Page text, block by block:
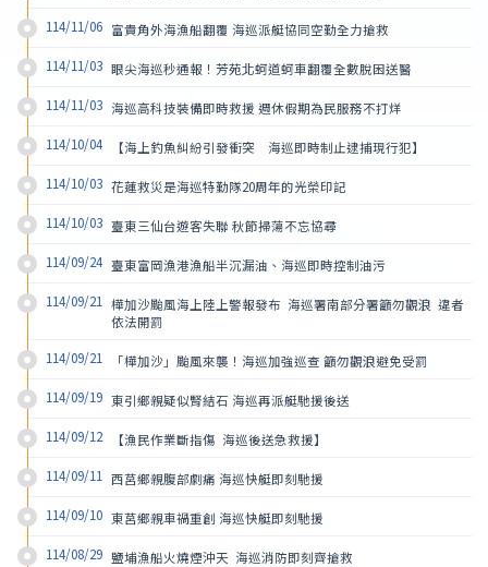
114/11/06 富貴角外海漁船翻覆 海巡派艇協同空勤全力搶救
114/11/03 眼尖海巡秒通報！芳苑北蚵道蚵車翻覆全數脫困送醫
114/11/03 海巡高科技裝備即時救援 週休假期為民服務不打烊
114/10/04 【海上釣魚糾紛引發衝突　海巡即時制止逮捕現行犯】
114/10/03 花蓮救災是海巡特勤隊20周年的光榮印記
114/10/03 臺東三仙台遊客失聯 秋節掃蕩不忘協尋
114/09/24 臺東富岡漁港漁船半沉漏油、海巡即時控制油污
114/09/21
樺加沙颱風海上陸上警報發布  海巡署南部分署籲勿觀浪  違者
依法開罰
114/09/21 「樺加沙」颱風來襲！海巡加強巡查 籲勿觀浪避免受罰
114/09/19 東引鄉親疑似腎結石 海巡再派艇馳援後送
114/09/12 【漁民作業斷指傷  海巡後送急救援】
114/09/11 西莒鄉親腹部劇痛 海巡快艇即刻馳援
114/09/10 東莒鄉親車禍重創 海巡快艇即刻馳援
114/08/29 鹽埔漁船火燒煙沖天  海巡消防即刻齊搶救